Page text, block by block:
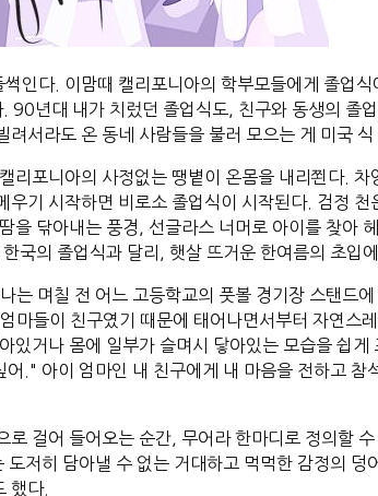
인다. 이맘때 캘리포니아의 학부모들에게 졸업
90년대 내가 치렀던 졸업식도, 친구와 동생의 졸
서라도 온 동네 사람들을 불러 모으는 게 미국 식
리포니아의 사정없는 땡볕이 온몸을 내리쬔다.
우기 시작하면 비로소 졸업식이 시작된다. 검정
을 닦아내는 풍경, 선글라스 너머로 아이를 찾아
국의 졸업식과 달리, 햇살 뜨거운 한여름의 초입
는 며칠 전 어느 고등학교의 풋볼 경기장 스탠드
마들이 친구였기 때문에 태어나면서부터 자연스
있거나 몸에 일부가 슬며시 닿아있는 모습을 쉽
." 아이 엄마인 내 친구에게 내 마음을 전하고
로 걸어 들어오는 순간, 무어라 한마디로 정의할
도저히 담아낼 수 없는 거대하고 먹먹한 감정의
했다.